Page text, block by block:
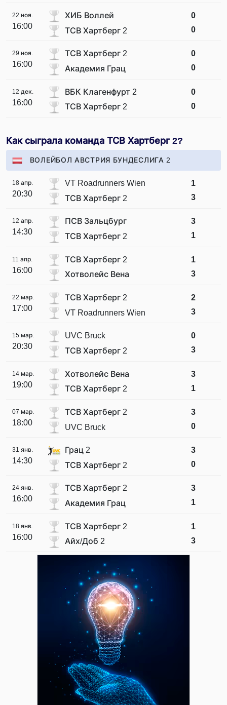
22 ноя.
16:00
ХИБ Воллей
ТСВ Хартберг 2
0
0
29 ноя.
16:00
ТСВ Хартберг 2
Академия Грац
0
0
12 дек.
16:00
ВБК Клагенфурт 2
ТСВ Хартберг 2
0
0
Как сыграла команда ТСВ Хартберг 2?
ВОЛЕЙБОЛ АВСТРИЯ БУНДЕСЛИГА 2
18 апр.
20:30
VT Roadrunners Wien
ТСВ Хартберг 2
1
3
12 апр.
14:30
ПСВ Зальцбург
ТСВ Хартберг 2
3
1
11 апр.
16:00
ТСВ Хартберг 2
Хотволейс Вена
1
3
22 мар.
17:00
ТСВ Хартберг 2
VT Roadrunners Wien
2
3
15 мар.
20:30
UVC Bruck
ТСВ Хартберг 2
0
3
14 мар.
19:00
Хотволейс Вена
ТСВ Хартберг 2
3
1
07 мар.
18:00
ТСВ Хартберг 2
UVC Bruck
3
0
31 янв.
14:30
Грац 2
ТСВ Хартберг 2
3
0
24 янв.
16:00
ТСВ Хартберг 2
Академия Грац
3
1
18 янв.
16:00
ТСВ Хартберг 2
Айх/Доб 2
1
3